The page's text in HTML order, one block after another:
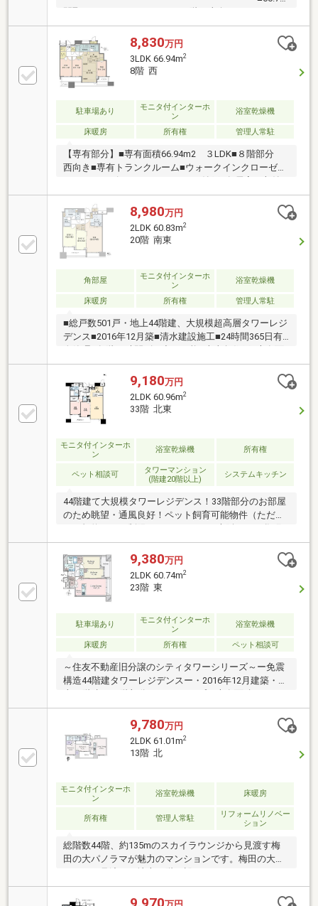
間取り2LDK+N＋WIC＋SIC■13階の東向きバルコニー
で陽当たり良好です■各居室の収納やウォークインク
ローゼット、シューズインクローゼット 廊下部分に
トランクルームがあり収納スペースが充実です。■リ
ビングダイニングに床暖房完備■24時間ゴミ出し可能■
ペット飼育可能（規約あり）
8,830万円
3LDK 66.94m2
8階 西
駐車場あり
モニタ付インターホ
ン
浴室乾燥機
床暖房 所有権 管理人常駐
【専有部分】■専有面積66.94m2 ３LDK■８階部分
西向き■専有トランクルーム■ウォークインクローゼッ
ト、シューズインクローゼット、納戸■各居室に収納
有り■アウトポール設計により広々とした室内空間■天
井高約2.6m（リビング・ダイニング・全洋室）■Low-
E複層ガラス■ディスポーザー・ガス温水式床暖房■省
エネ給湯器「エコジョーズ」■ミストサウナ機能付浴
室暖房乾燥機【共用部分】■免震構造 地上44階建高層
タワーマンション■3沿線2駅利用可能■24時間有人管理
■コンシェルジュサービス有り（一部有料）■各階クリ
ーンステーション■24時間ゴミ出し可能
8,980万円
2LDK 60.83m2
20階 南東
角部屋
モニタ付インターホ
ン
浴室乾燥機
床暖房 所有権 管理人常駐
■総戸数501戸・地上44階建、大規模超高層タワーレジ
デンス■2016年12月築■清水建設施工■24時間365日有
人管理■各階24時間ゴミ出し可能■南東角住戸■専有面
積60.83㎡ーーー共用施設ーーー3F■ゲストルーム×2部
屋■フィットネスジム42F■スカイラウンジ■スカイアト
リウム■パーティルーム
9,180万円
2LDK 60.96m2
33階 北東
モニタ付インターホ
ン
浴室乾燥機 所有権
ペット相談可
タワーマンション
(階建20階以上)
システムキッチン
44階建て大規模タワーレジデンス！33階部分のお部屋
のため眺望・通風良好！ペット飼育可能物件（ただ
し、規約により制限あり）■アクセス大阪メトロ谷町
線「中崎町」駅 徒歩5分大阪メトロ堺筋線「天神橋
筋六丁目」駅 徒歩6分阪急電鉄神戸線「大阪梅田」
駅 徒歩14分■RC造44階建て33階部分■専有面積：約
60.96m2（専有トランクルーム面積0.64㎡を含みま
す）■バルコニー面積：6.97m2■2LDK■北東向きバルコ
9,380万円
2LDK 60.74m2
23階 東
駐車場あり
モニタ付インターホ
ン
浴室乾燥機
床暖房 所有権 ペット相談可
～住友不動産旧分譲のシティタワーシリーズ～ー免震
構造44階建タワーレジデンスー・2016年12月建築・地
上44階建て23階部分・2LDKタイプ・専有面積：
60.74m2・ペット飼育可（規約による制限有り）◆共
用部多数あり（一部有償）・1階 グランドロビ
ー コーチエントランス・2階 駐輪場・3階 ゲス
トルーム2室 フィットネスジム 駐輪場・
42階 スカイラウンジ スカイアトリウム パーテ
9,780万円
2LDK 61.01m2
13階 北
モニタ付インターホ
ン
浴室乾燥機 床暖房
所有権 管理人常駐
リフォームリノベー
ション
総階数44階、約135mのスカイラウンジから見渡す梅
田の大パノラマが魅力のマンションです。梅田の大パ
ノラマを見渡せる地上42階に設けられたスカイラウン
ジ。約310平米の広大な庭園。フィットネスジムやパ
ーティールーム、コンシェルジュなど充実した共用施
9,970